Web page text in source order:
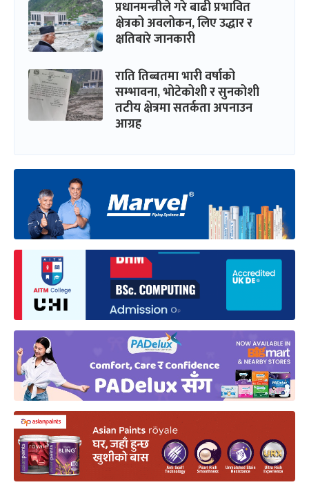
प्रधानमन्त्रीले गरे बाढी प्रभावित
क्षेत्रको अवलोकन, लिए उद्धार र
क्षतिबारे जानकारी
राति तिब्बतमा भारी वर्षाको
सम्भावना, भोटेकोशी र सुनकोशी
तटीय क्षेत्रमा सतर्कता अपनाउन
आग्रह